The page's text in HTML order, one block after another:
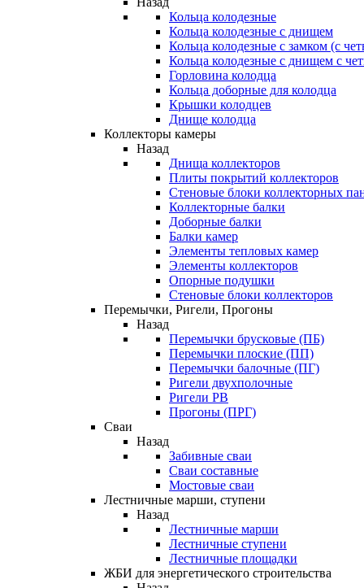
Кольца колодезные
Кольца колодезные с днищем
Кольца колодезные с замком (с
Кольца колодезные с днищем с
Горловина колодца
Кольца доборные для колодца
Крышки колодцев
Днище колодца
Коллекторы камеры
Назад
Днища коллекторов
Плиты покрытий коллекторов
Стеновые блоки коллекторных
Коллекторные балки
Доборные балки
Балки камер
Элементы тепловых камер
Элементы коллекторов
Опорные подушки
Стеновые блоки коллекторов
Перемычки, Ригели, Прогоны
Назад
Перемычки брусковые (ПБ)
Перемычки плоские (ПП)
Перемычки балочные (ПГ)
Ригели двухполочные
Ригели РВ
Прогоны (ПРГ)
Сваи
Назад
Забивные сваи
Сваи составные
Мостовые сваи
Лестничные марши, ступени
Назад
Лестничные марши
Лестничные ступени
Лестничные площадки
ЖБИ для энергетического строительства